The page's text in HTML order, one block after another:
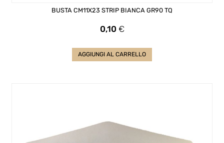
BUSTA CM11X23 STRIP BIANCA GR90 TQ
Prezzo
0,10 €
AGGIUNGI AL CARRELLO